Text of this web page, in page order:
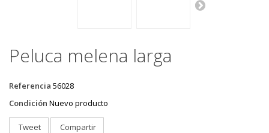
Peluca melena larga
Referencia 56028
Condición Nuevo producto
Tweet Compartir